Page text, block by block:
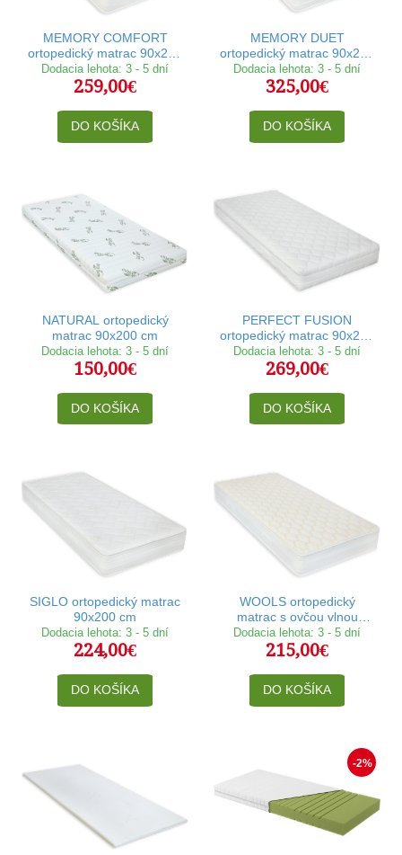
MEMORY COMFORT
ortopedický matrac 90x200
cm
Dodacia lehota: 3 - 5 dní
259,00€
DO KOŠÍKA
MEMORY DUET
ortopedický matrac 90x200
cm
Dodacia lehota: 3 - 5 dní
325,00€
DO KOŠÍKA
NATURAL ortopedický
matrac 90x200 cm
Dodacia lehota: 3 - 5 dní
150,00€
DO KOŠÍKA
PERFECT FUSION
ortopedický matrac 90x200
cm
Dodacia lehota: 3 - 5 dní
269,00€
DO KOŠÍKA
SIGLO ortopedický matrac
90x200 cm
Dodacia lehota: 3 - 5 dní
224,00€
DO KOŠÍKA
WOOLS ortopedický
matrac s ovčou vlnou
90x200 cm
Dodacia lehota: 3 - 5 dní
215,00€
DO KOŠÍKA
-2%